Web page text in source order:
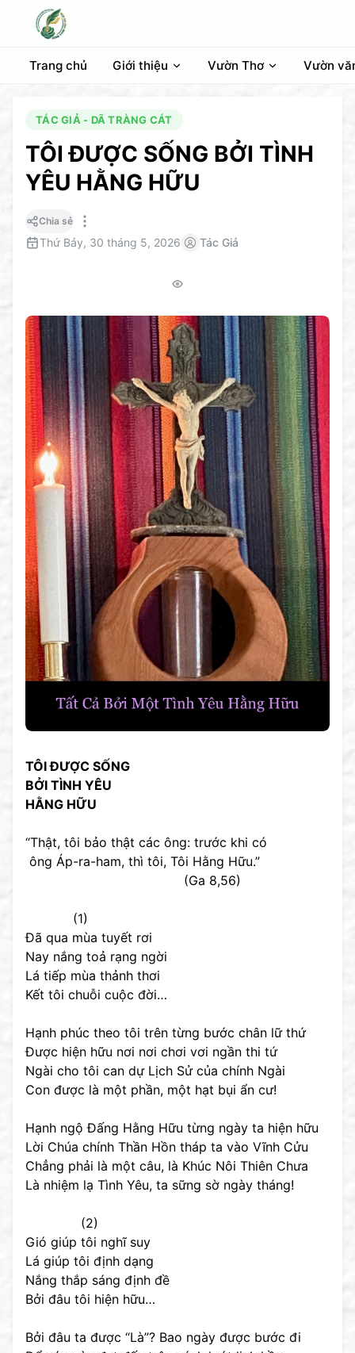
Trang chủ Giới thiệu Vườn Thơ Vườn
TÁC GIẢ - DÃ TRÀNG CÁT
TÔI ĐƯỢC SỐNG BỞI TÌNH
YÊU HẰNG HỮU
Chia sẻ
Thứ Bảy, 30 tháng 5, 2026 Tác Giả
TÔI ĐƯỢC SỐNG
BỞI TÌNH YÊU
HẰNG HỮU
“Thật, tôi bảo thật các ông: trước khi có
ông Áp-ra-ham, thì tôi, Tôi Hằng Hữu.”
(Ga 8,56)
(1)
Đã qua mùa tuyết rơi
Nay nắng toả rạng ngời
Lá tiếp mùa thảnh thơi
Kết tôi chuỗi cuộc đời…
Hạnh phúc theo tôi trên từng bước chân lữ thứ
Được hiện hữu nơi nơi chơi vơi ngần thi tứ
Ngài cho tôi can dự Lịch Sử của chính Ngài
Con được là một phần, một hạt bụi ẩn cư!
Hạnh ngộ Đấng Hằng Hữu từng ngày ta hiện hữu
Lời Chúa chính Thần Hồn tháp ta vào Vĩnh Cửu
Chẳng phải là một câu, là Khúc Nôi Thiên Chưa
Là nhiệm lạ Tình Yêu, ta sững sờ ngày tháng!
(2)
Gió giúp tôi nghĩ suy
Lá giúp tôi định dạng
Nắng thắp sáng định đề
Bởi đâu tôi hiện hữu…
Bởi đâu ta được “Là”? Bao ngày được bước đi